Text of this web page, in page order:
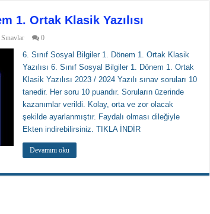
1. Ortak Klasik Yazılısı
Sınavlar 0
6. Sınıf Sosyal Bilgiler 1. Dönem 1. Ortak Klasik
Yazılısı 6. Sınıf Sosyal Bilgiler 1. Dönem 1. Ortak
Klasik Yazılısı 2023 / 2024 Yazılı sınav soruları 10
tanedir. Her soru 10 puandır. Soruların üzerinde
kazanımlar verildi. Kolay, orta ve zor olacak
şekilde ayarlanmıştır. Faydalı olması dileğiyle
Ekten indirebilirsiniz. TIKLA İNDİR
Devamını oku